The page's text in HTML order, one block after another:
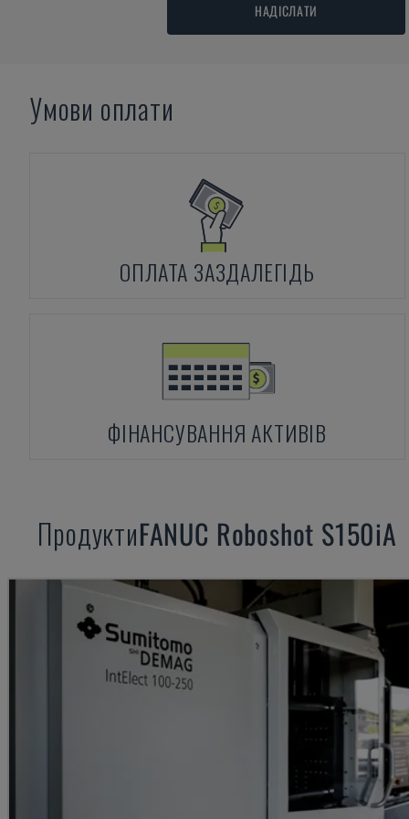
НАДІСЛАТИ
Умови оплати
ОПЛАТА ЗАЗДАЛЕГІДЬ
ФІНАНСУВАННЯ АКТИВІВ
ПродуктиFANUC Roboshot S150iA